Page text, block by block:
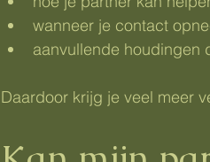
wanneer je contact
aanvullende houdingen
Daardoor krijg je veel meer